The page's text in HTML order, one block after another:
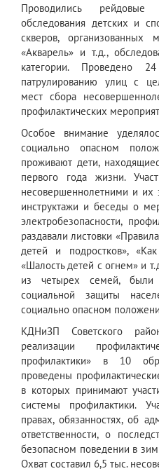
Проводились
обследования детских и
скверов,
«Акварель» и т.д.,
категории. Проведено
патрулированию улиц с
мест сбора
профилактических
Особое внимание
социально опасном
проживают дети,
первого года жизни.
несовершеннолетними и их
инструктажи и беседы о
электробезопасности,
раздавали листовки
детей и подростков»,
«Шалость детей с огнем» и
из четырех семей,
социальной защиты
социально опасном
КДНиЗП Советского
реализации
профилактики» в 10
проведены
в которых принимают
системы профилактики.
правах, обязанностях, об
ответственности, о
безопасном поведении в
Охват составил 6,5 тыс.